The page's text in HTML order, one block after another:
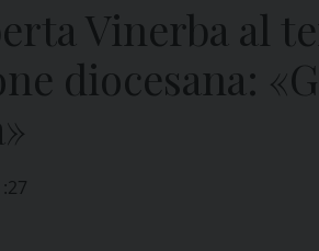
Vinerba al
diocesana: